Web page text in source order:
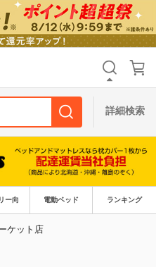
詳細検索
ー向 電動ベッド ランキング
ケット店
タイムセール
ポイントUPセレクトのみ
リセット
タイムセール
ポイントUPセレクトのみ